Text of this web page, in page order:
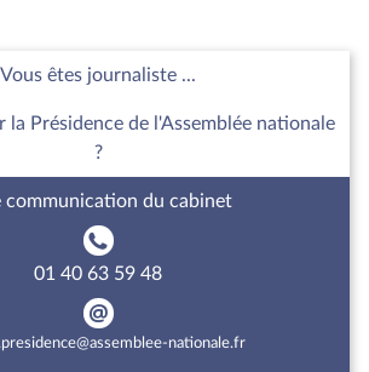
Vous êtes journaliste ...
la Présidence de l'Assemblée nationale
?
communication du cabinet
01 40 63 59 48
nationale.fr